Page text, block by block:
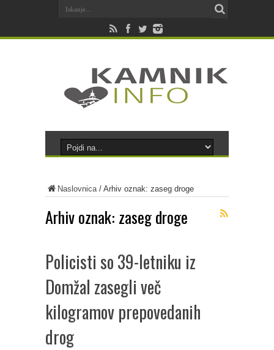
Naslovnica/ Arhiv oznak: zaseg droge
Arhiv oznak: zaseg droge
Policisti so 39-letniku iz
Domžal zasegli več
kilogramov prepovedanih
drog